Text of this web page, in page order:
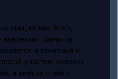
инициативе Rush,
фанатов.
в понятный и
участия: человек
а вместе с ней -